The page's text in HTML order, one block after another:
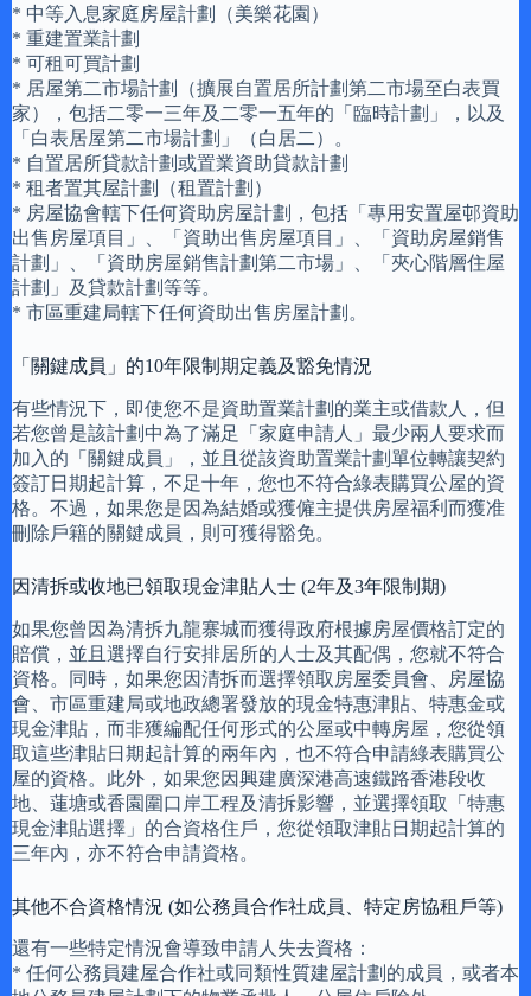
* 中等入息家庭房屋計劃（美樂花園）
* 重建置業計劃
* 可租可買計劃
* 居屋第二市場計劃（擴展自置居所計劃第二市場至白表買
家），包括二零一三年及二零一五年的「臨時計劃」，以及
「白表居屋第二市場計劃」（白居二）。
* 自置居所貸款計劃或置業資助貸款計劃
* 租者置其屋計劃（租置計劃）
* 房屋協會轄下任何資助房屋計劃，包括「專用安置屋邨資助
出售房屋項目」、「資助出售房屋項目」、「資助房屋銷售
計劃」、「資助房屋銷售計劃第二市場」、「夾心階層住屋
計劃」及貸款計劃等等。
* 市區重建局轄下任何資助出售房屋計劃。
「關鍵成員」的10年限制期定義及豁免情況
有些情況下，即使您不是資助置業計劃的業主或借款人，但
若您曾是該計劃中為了滿足「家庭申請人」最少兩人要求而
加入的「關鍵成員」，並且從該資助置業計劃單位轉讓契約
簽訂日期起計算，不足十年，您也不符合綠表購買公屋的資
格。不過，如果您是因為結婚或獲僱主提供房屋福利而獲准
刪除戶籍的關鍵成員，則可獲得豁免。
因清拆或收地已領取現金津貼人士 (2年及3年限制期)
如果您曾因為清拆九龍寨城而獲得政府根據房屋價格訂定的
賠償，並且選擇自行安排居所的人士及其配偶，您就不符合
資格。同時，如果您因清拆而選擇領取房屋委員會、房屋協
會、市區重建局或地政總署發放的現金特惠津貼、特惠金或
現金津貼，而非獲編配任何形式的公屋或中轉房屋，您從領
取這些津貼日期起計算的兩年內，也不符合申請綠表購買公
屋的資格。此外，如果您因興建廣深港高速鐵路香港段收
地、蓮塘或香園圍口岸工程及清拆影響，並選擇領取「特惠
現金津貼選擇」的合資格住戶，您從領取津貼日期起計算的
三年內，亦不符合申請資格。
其他不合資格情況 (如公務員合作社成員、特定房協租戶等)
還有一些特定情況會導致申請人失去資格：
* 任何公務員建屋合作社或同類性質建屋計劃的成員，或者本